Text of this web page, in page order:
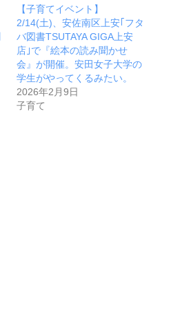
【子育てイベント】
2/14(土)、安佐南区上安｢フタ
バ図書TSUTAYA GIGA上安
店｣で『絵本の読み聞かせ
会』が開催。安田女子大学の
学生がやってくるみたい。
2026年2月9日
子育て